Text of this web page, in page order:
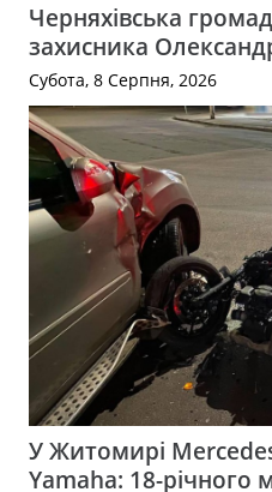
Черняхівська
захисника
Субота, 8 Серпня, 2026
У Житомирі
Yamaha: 18-річного